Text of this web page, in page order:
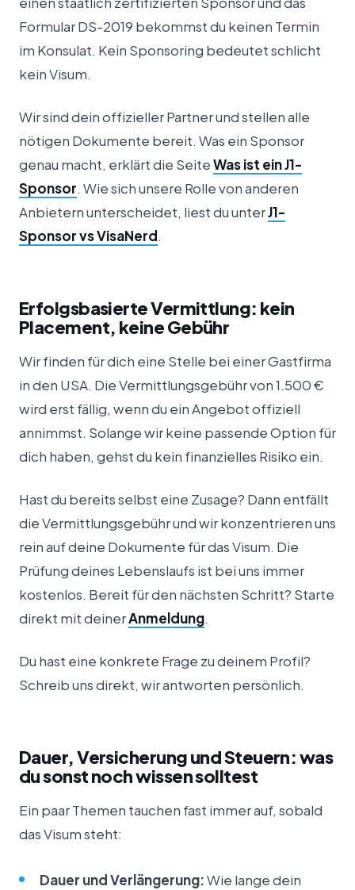
Formular DS-2019 bekommst du keinen Termin
im Konsulat. Kein Sponsoring bedeutet schlicht
kein Visum.
Wir sind dein offizieller Partner und stellen alle
nötigen Dokumente bereit. Was ein Sponsor
genau macht, erklärt die SeiteWas ist ein J1-
Sponsor. Wie sich unsere Rolle von anderen
Anbietern unterscheidet, liest du unterJ1-
Sponsor vs VisaNerd.
Erfolgsbasierte Vermittlung: kein
Placement, keine Gebühr
Wir finden für dich eine Stelle bei einer Gastfirma
in den USA. Die Vermittlungsgebühr von 1.500 €
wird erst fällig, wenn du ein Angebot offiziell
annimmst. Solange wir keine passende Option für
dich haben, gehst du kein finanzielles Risiko ein.
Hast du bereits selbst eine Zusage? Dann entfällt
die Vermittlungsgebühr und wir konzentrieren uns
rein auf deine Dokumente für das Visum. Die
Prüfung deines Lebenslaufs ist bei uns immer
kostenlos. Bereit für den nächsten Schritt? Starte
direkt mit deinerAnmeldung.
Du hast eine konkrete Frage zu deinem Profil?
Schreib uns direkt, wir antworten persönlich.
Dauer, Versicherung und Steuern: was
du sonst noch wissen solltest
Ein paar Themen tauchen fast immer auf, sobald
das Visum steht:
Dauer und Verlängerung:Wie lange dein